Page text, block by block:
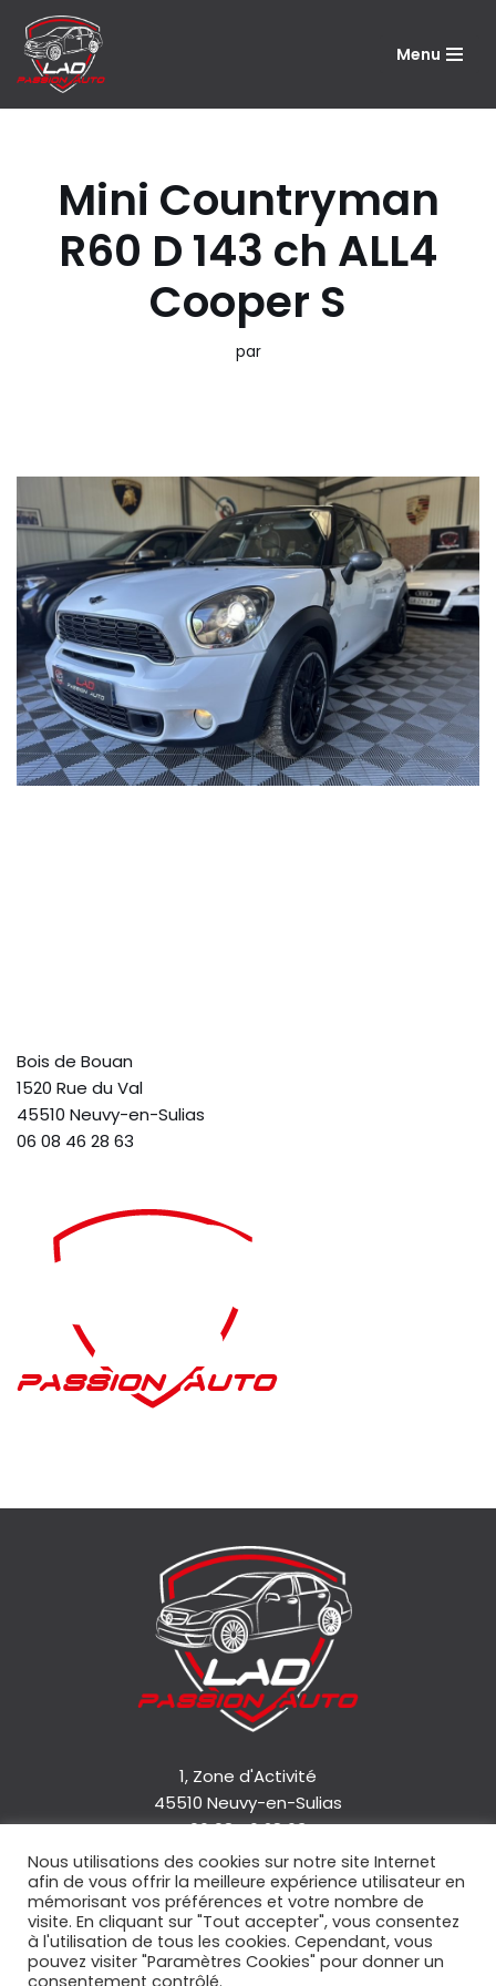
Aller
au
contenu
Menu
Mini Countryman
R60 D 143 ch ALL4
Cooper S
par
Bois de Bouan
1520 Rue du Val
45510 Neuvy-en-Sulias
06 08 46 28 63
1, Zone d'Activité
45510 Neuvy-en-Sulias
06 08 46 28 63
Accueil
Qui sommes-nous ?
Nos services
Nos véhicules
Nous utilisations des cookies sur notre site Internet
afin de vous offrir la meilleure expérience utilisateur en
mémorisant vos préférences et votre nombre de
visite. En cliquant sur "Tout accepter", vous consentez
à l'utilisation de tous les cookies. Cependant, vous
pouvez visiter "Paramètres Cookies" pour donner un
consentement contrôlé.